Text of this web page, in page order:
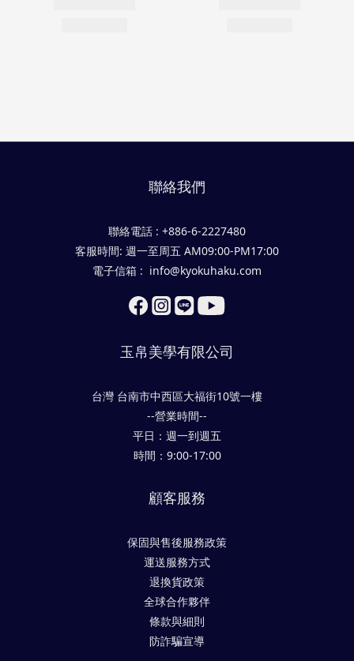
聯絡我們
聯絡電話 : +886-6-2227480
客服時間: 週一至周五 AM09:00-PM17:00
電子信箱 : info@kyokuhaku.com
玉帛美學有限公司
台灣 台南市中西區大福街10號一樓
--營業時間--
平日：週一到週五
時間：9:00-17:00
顧客服務
保固與售後服務政策
運送服務方式
退換貨政策
全球合作夥伴
條款與細則
防詐騙宣導